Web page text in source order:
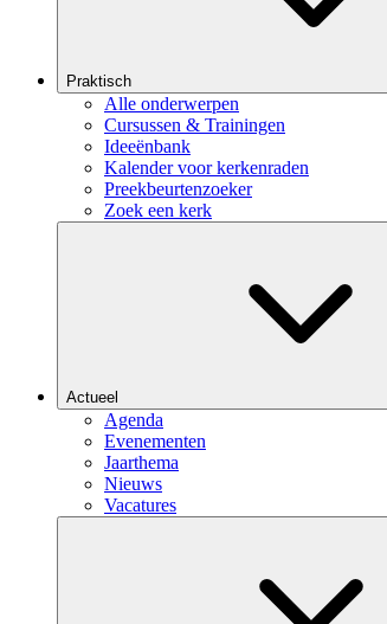
Praktisch
Alle onderwerpen
Cursussen & Trainingen
Ideeënbank
Kalender voor kerkenraden
Preekbeurtenzoeker
Zoek een kerk
Actueel
Agenda
Evenementen
Jaarthema
Nieuws
Vacatures